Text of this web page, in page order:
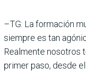
–TG: La formación
siempre es tan
Realmente nosotros
primer paso, desde